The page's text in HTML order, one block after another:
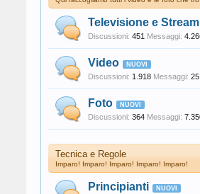
Televisione e
Discussioni: 451 Messaggi:
Video
Discussioni: 1.918 Messaggi:
Foto
Discussioni: 364 Messaggi:
Tecnica e Regole
Imparo! Imparo! Imparo! Imparo! Imparo!
Principianti